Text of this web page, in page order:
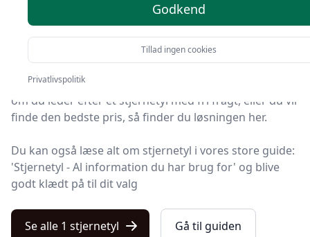
Velkommen til Kulturnet! Vi har gjort arbejdet for dig
og udvalgt 1 af de bedste stjernetyl på markedet.
Uanset om du prioriterer høj kvalitet uanset prisen,
om du leder efter et stjernetyl med fri fragt, eller du vil
finde den bedste pris, så finder du løsningen her.
Du kan også læse alt om stjernetyl i vores store guide:
'Stjernetyl - Al information du har brug for' og blive
godt klædt på til dit valg
Se alle 1 stjernetyl Gå til guiden
Godkend
Tillad ingen cookies
Privatlivspolitik